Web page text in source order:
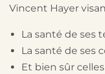
Vincent Hayer
La santé de ses
La santé de ses
Et bien sûr